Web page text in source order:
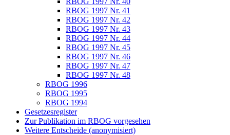
RBOG 1997 Nr. 41
RBOG 1997 Nr. 42
RBOG 1997 Nr. 43
RBOG 1997 Nr. 44
RBOG 1997 Nr. 45
RBOG 1997 Nr. 46
RBOG 1997 Nr. 47
RBOG 1997 Nr. 48
RBOG 1996
RBOG 1995
RBOG 1994
Gesetzesregister
Zur Publikation im RBOG vorgesehen
Weitere Entscheide (anonymisiert)